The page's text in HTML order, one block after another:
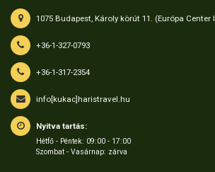
1075 Budapest, Károly körút 11. (Európa Center
+36-1-327-0793
+36-1-317-2354
info[kukac]haristravel.hu
Nyitva tartás:
Hétfő - Péntek: 09:00 - 17:00
Szombat - Vasárnap: zárva